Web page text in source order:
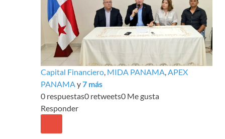
Capital Financiero, MIDA PANAMA,APEX
PANAMAy7 más
0 respuestas0 retweets0 Me gusta
Responder